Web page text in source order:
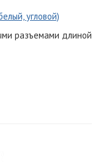
угловой)
разъемами длиной